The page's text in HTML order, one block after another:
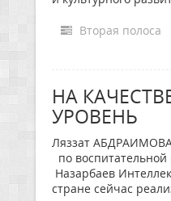
Вторая полоса
НА
УРОВЕНЬ
Ляззат
по
Назарбаев
стране сейчас